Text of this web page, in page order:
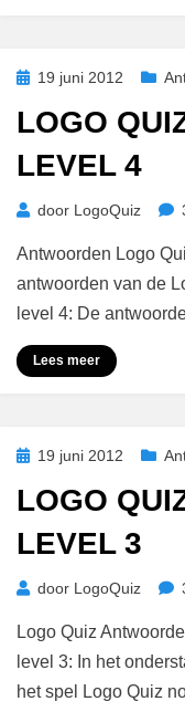
Geplaatst
19 juni 2012
LOGO
LEVEL 4
door LogoQuiz
Antwoorden Logo
antwoorden van de
level 4: De
Lees meer
Geplaatst
19 juni 2012
LOGO
LEVEL 3
door LogoQuiz
Logo Quiz
level 3: In het
het spel Logo Quiz